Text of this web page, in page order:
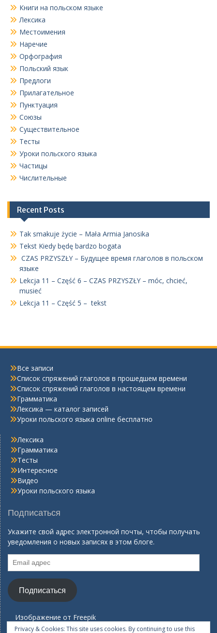
Книги на польском языке
Лексика
Местоимения
Наречие
Орфография
Польский язык
Предлоги
Прилагательное
Пунктуация
Союзы
Существительное
Тесты
Уроки польского языка
Частицы
Числительные
Recent Posts
Tak smakuje życie – Mała Armia Janosika
Tekst Kiedy będę bardzo bogata
CZAS PRZYSZŁY – Будущее время глаголов в польском
языке
Lekcja 11 – Część 6 – CZAS PRZYSZŁY – móc, chcieć,
musieć
Lekcja 11 – Część 5 – tekst
Privacy & Cookies: This site uses cookies. By continuing to use this
Все записи
Список спряжений глаголов в прошедшем времени
Список спряжений глаголов в настоящем времени
Грамматика
Лексика — каталог записей
Уроки польского языка online бесплатно
Лексика
Грамматика
Тесты
Интересное
Видео
Уроки польского языка
Подписаться
Укажите свой адрес электронной почты, чтобы получать
уведомления о новых записях в этом блоге.
Email
адрес
Подписаться
Изображение от Freepik